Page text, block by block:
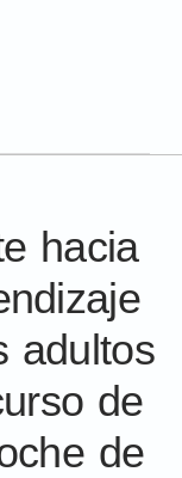
hacia
adultos
de
de